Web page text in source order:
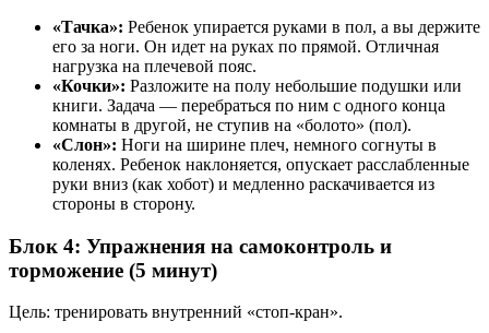
«Тачка»: Ребенок упирается руками в пол, а вы держите
его за ноги. Он идет на руках по прямой. Отличная
нагрузка на плечевой пояс.
«Кочки»: Разложите на полу небольшие подушки или
книги. Задача — перебраться по ним с одного конца
комнаты в другой, не ступив на «болото» (пол).
«Слон»: Ноги на ширине плеч, немного согнуты в
коленях. Ребенок наклоняется, опускает расслабленные
руки вниз (как хобот) и медленно раскачивается из
стороны в сторону.
Блок 4: Упражнения на самоконтроль и
торможение (5 минут)
Цель: тренировать внутренний «стоп-кран».